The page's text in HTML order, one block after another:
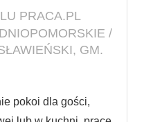
PRACA.PL
/
GM.
pokoi dla gości,